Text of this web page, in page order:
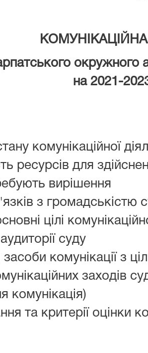
КОМУНIКАЦIЙНА
окружного
на 2021-
комунікаційної
ресурсів для
вирішення
з громадськістю
цілі
суду
комунікації з
заходів
комунікація)
та критерії оцінки